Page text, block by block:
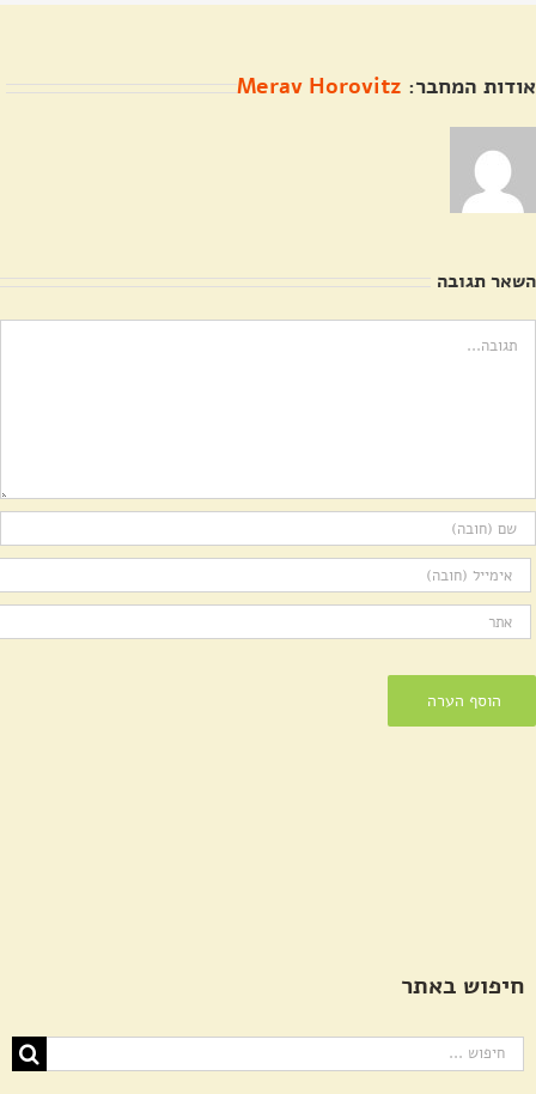
אודות המחבר: Merav Horovitz
השאר תגובה
חיפוש באתר
חיפוש...